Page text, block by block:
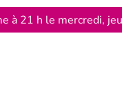
21 h le mercredi,